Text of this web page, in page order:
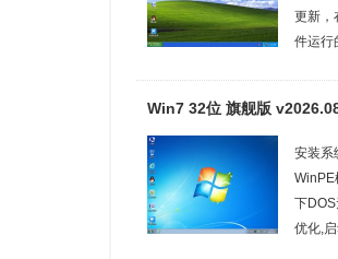
更新，
件运行
Win7 32位 旗舰版
安装系
WinPE
下
优化,